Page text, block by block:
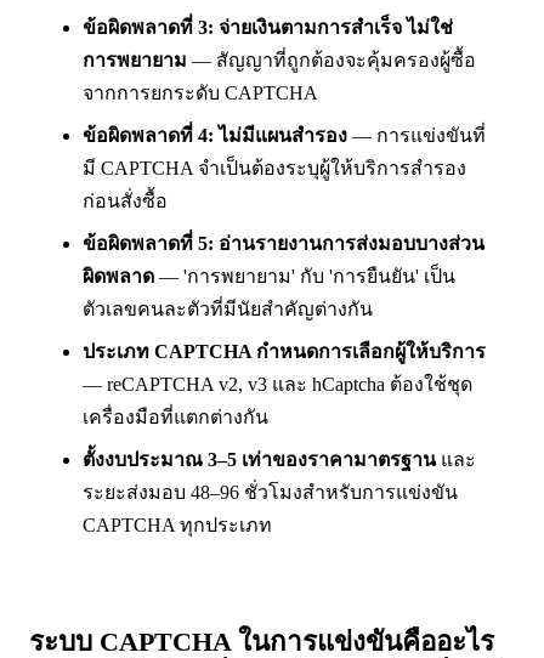
ข้อผิดพลาดที่ 3: จ่ายเงินตามการสำเร็จ ไม่ใช่
การพยายาม — สัญญาที่ถูกต้องจะคุ้มครองผู้ซื้อ
จากการยกระดับ CAPTCHA
ข้อผิดพลาดที่ 4: ไม่มีแผนสำรอง — การแข่งขันที่
มี CAPTCHA จำเป็นต้องระบุผู้ให้บริการสำรอง
ก่อนสั่งซื้อ
ข้อผิดพลาดที่ 5: อ่านรายงานการส่งมอบบางส่วน
ผิดพลาด — 'การพยายาม' กับ 'การยืนยัน' เป็น
ตัวเลขคนละตัวที่มีนัยสำคัญต่างกัน
ประเภท CAPTCHA กำหนดการเลือกผู้ให้บริการ
— reCAPTCHA v2, v3 และ hCaptcha ต้องใช้ชุด
เครื่องมือที่แตกต่างกัน
ตั้งงบประมาณ 3–5 เท่าของราคามาตรฐานและ
ระยะส่งมอบ 48–96 ชั่วโมงสำหรับการแข่งขัน
CAPTCHA ทุกประเภท
ระบบ CAPTCHA ในการแข่งขันคืออะไร